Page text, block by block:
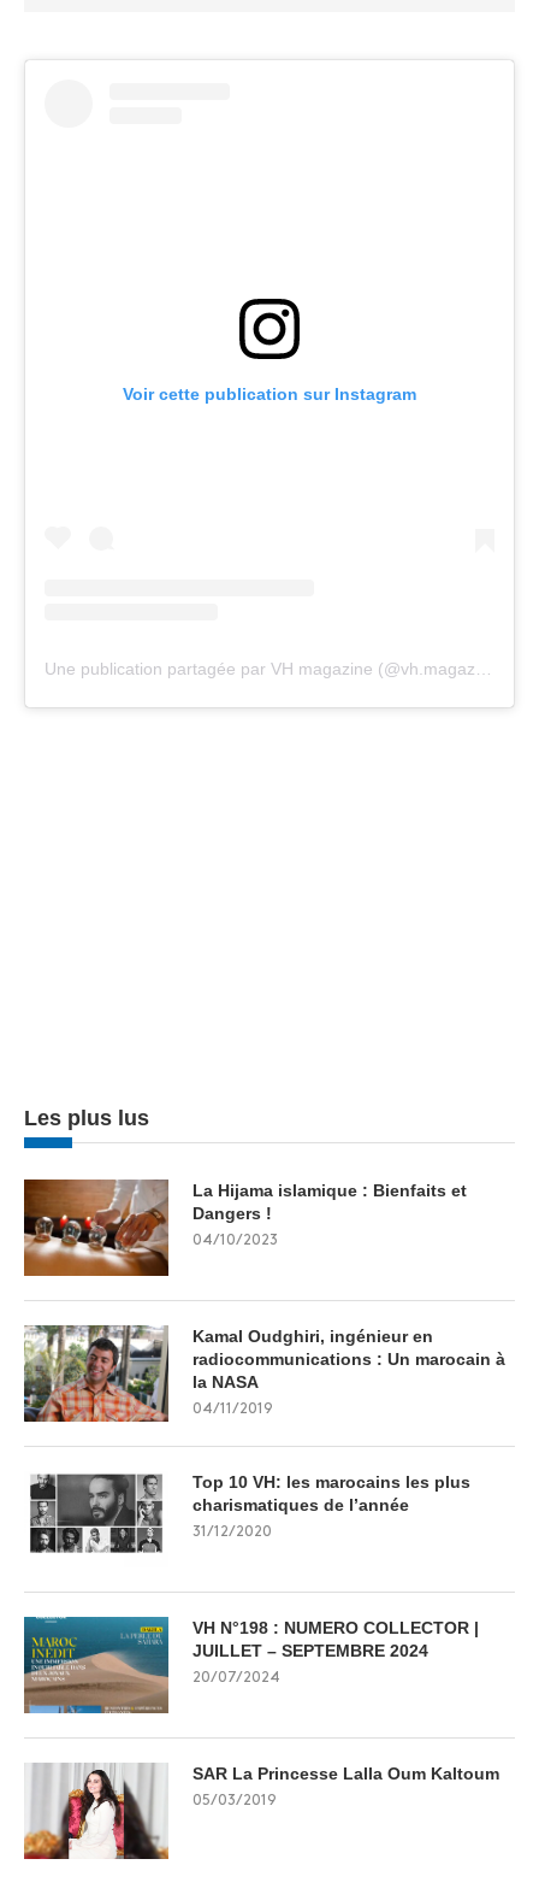
Voir cette publication sur Instagram
Une publication partagée par VH magazine (@vh.magazine)
Les plus lus
La Hijama islamique : Bienfaits et
Dangers !
04/10/2023
Kamal Oudghiri, ingénieur en
radiocommunications : Un marocain à
la NASA
04/11/2019
Top 10 VH: les marocains les plus
charismatiques de l’année
31/12/2020
VH N°198 : NUMERO COLLECTOR |
JUILLET – SEPTEMBRE 2024
20/07/2024
SAR La Princesse Lalla Oum Kaltoum
05/03/2019